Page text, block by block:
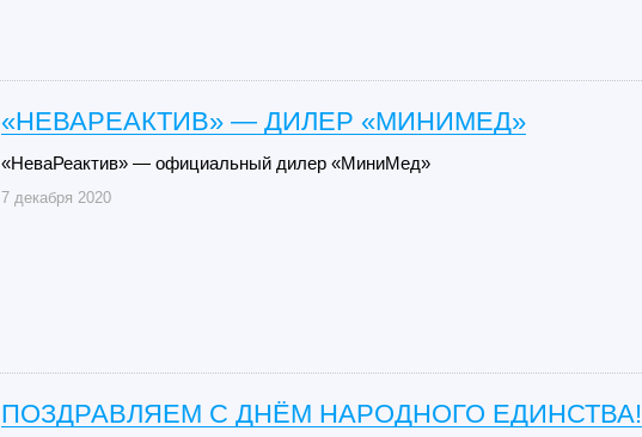
«НЕВАРЕАКТИВ» — ДИЛЕР «МИНИМЕД»
«НеваРеактив» — официальный дилер «МиниМед»
7 декабря 2020
ПОЗДРАВЛЯЕМ С ДНЁМ НАРОДНОГО ЕДИНСТВА!